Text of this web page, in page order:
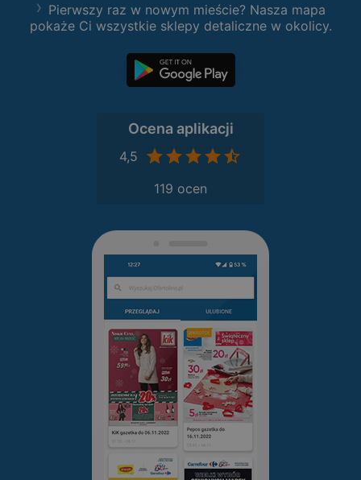
Pierwszy raz w nowym mieście? Nasza mapa
pokaże Ci wszystkie sklepy detaliczne w okolicy.
Ocena aplikacji
4,5
119 ocen